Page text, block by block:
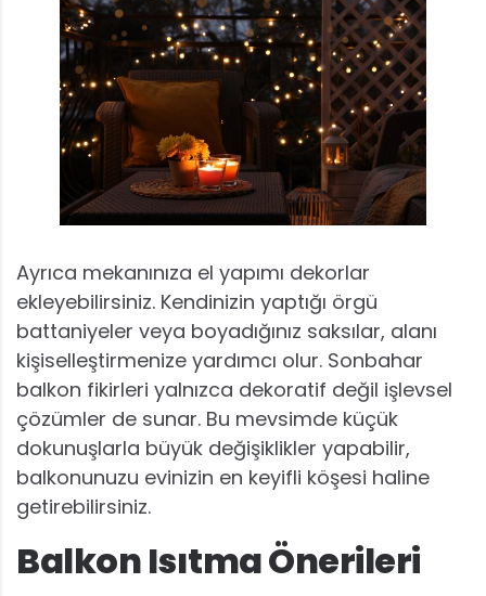
Ayrıca mekanınıza el yapımı dekorlar
ekleyebilirsiniz. Kendinizin yaptığı örgü
battaniyeler veya boyadığınız saksılar, alanı
kişiselleştirmenize yardımcı olur. Sonbahar
balkon fikirleri yalnızca dekoratif değil işlevsel
çözümler de sunar. Bu mevsimde küçük
dokunuşlarla büyük değişiklikler yapabilir,
balkonunuzu evinizin en keyifli köşesi haline
getirebilirsiniz.
Balkon Isıtma Önerileri